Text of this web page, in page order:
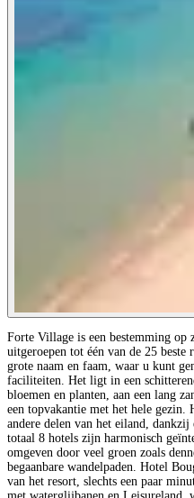
Forte Village is een bestemming
uitgeroepen tot één van de 25
grote naam en faam, waar u kunt
faciliteiten. Het ligt in een
bloemen en planten, aan een lang
een topvakantie met het hele gezin.
andere delen van het eiland,
totaal 8 hotels zijn harmonisch
omgeven door veel groen zoals
begaanbare wandelpaden. Hotel
van het resort, slechts een paar